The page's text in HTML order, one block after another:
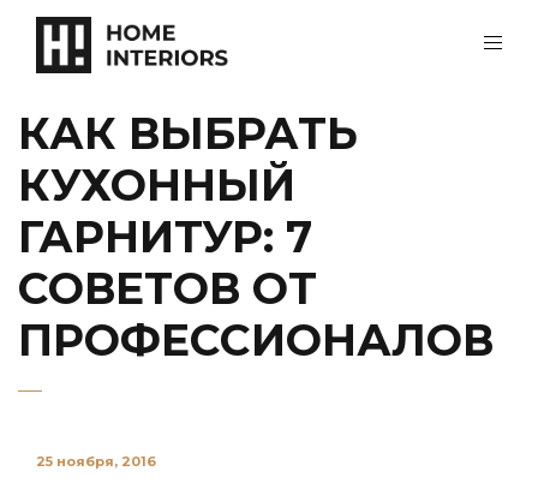
КАК ВЫБРАТЬ
КУХОННЫЙ
ГАРНИТУР: 7
СОВЕТОВ ОТ
ПРОФЕССИОНАЛОВ
25 ноября, 2016